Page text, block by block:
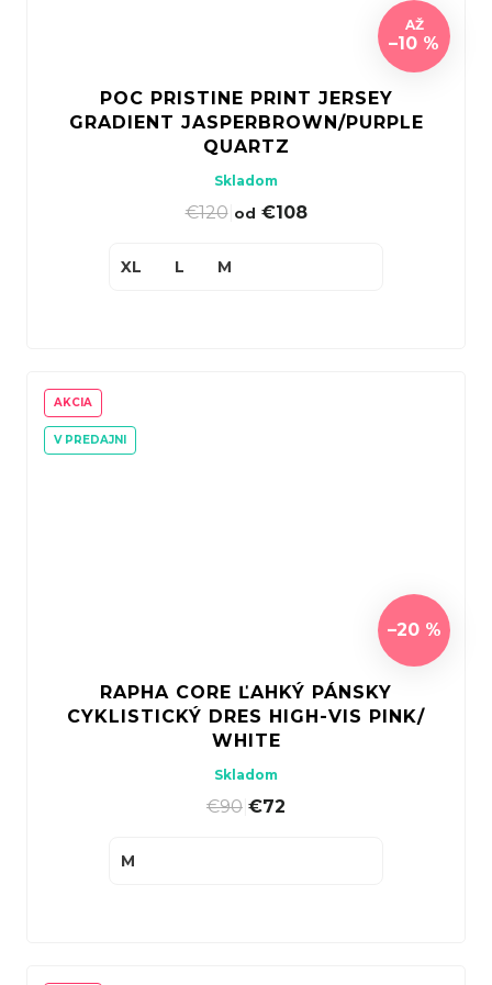
AŽ
–10 %
POC PRISTINE PRINT JERSEY
GRADIENT JASPERBROWN/PURPLE
QUARTZ
Skladom
€120| od €108
XL L M
AKCIA
V PREDAJNI
–20 %
RAPHA CORE ĽAHKÝ PÁNSKY
CYKLISTICKÝ DRES HIGH-VIS PINK/
WHITE
Skladom
€90 €72
M